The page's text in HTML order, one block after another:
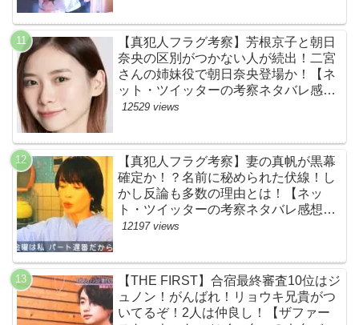
【真犯人フラグ考察】芳根京子と朝日
奈央の区別がつかない人が続出！二宮
さんの姉妹役で朝日奈央登場か！【ネ
ット・ツイッターの考察ネタバレ感想
評価評判あらすじ原作犯人キャスト黒
12529 views
【真犯人フラグ考察】妻の真帆が黒幕
確定か！？名前に秘められた伏線！し
かし反論も多数の理由とは！【ネッ
ト・ツイッターの考察ネタバレ感想評
価評判あらすじ原作犯人キャスト黒幕
12197 views
【THE FIRST】合宿最終審査10位はジ
ュノン！がんばれ！リョウキ兄貴がつ
いてるぞ！2人は仲良し！【ザファー